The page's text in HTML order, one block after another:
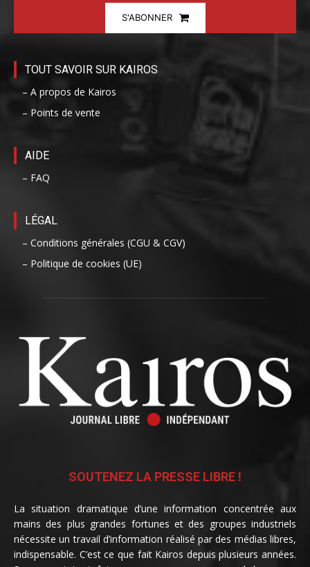
S'ABONNER
TOUT SAVOIR SUR KAIROS
– A propos de Kairos
– Points de vente
AIDE
– FAQ
LÉGAL
– Conditions générales (CGU & CGV)
– Politique de cookies (UE)
SOUTENEZ LA PRESSE LIBRE !
La situation dramatique d’une information concentrée aux
mains des plus grandes fortunes et des groupes industriels
nécessite un travail d’information réalisé par des médias libres,
indispensable. C’est ce que fait Kairos depuis plusieurs années.